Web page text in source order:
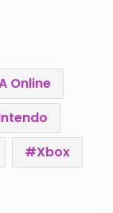
Online
Xbox